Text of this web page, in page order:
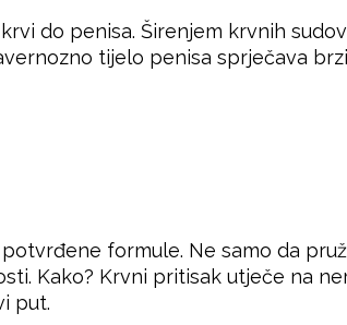
do penisa. Širenjem krvnih
tijelo penisa sprječava
formule. Ne samo da
Kako? Krvni pritisak utječe na
put.